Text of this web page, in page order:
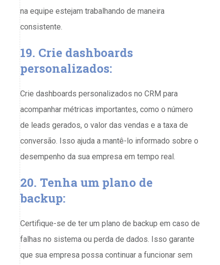
na equipe estejam trabalhando de maneira
consistente.
19. Crie dashboards
personalizados:
Crie dashboards personalizados no CRM para
acompanhar métricas importantes, como o número
de leads gerados, o valor das vendas e a taxa de
conversão. Isso ajuda a mantê-lo informado sobre o
desempenho da sua empresa em tempo real.
20. Tenha um plano de
backup:
Certifique-se de ter um plano de backup em caso de
falhas no sistema ou perda de dados. Isso garante
que sua empresa possa continuar a funcionar sem